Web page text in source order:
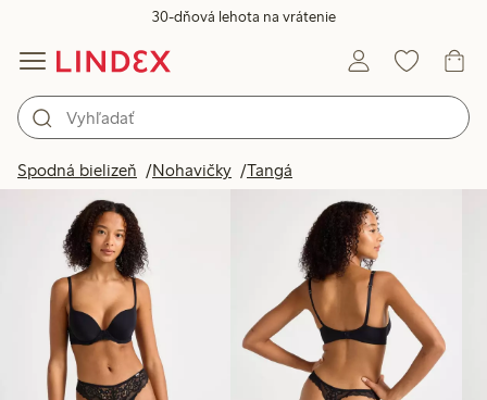
30-dňová lehota na vrátenie
Spodná bielizeň Nohavičky TangáProdukty na obrázku